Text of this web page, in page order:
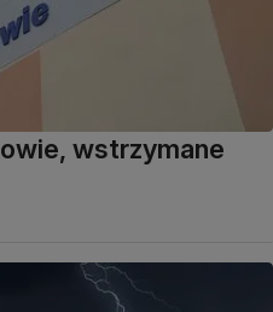
wstrzymane